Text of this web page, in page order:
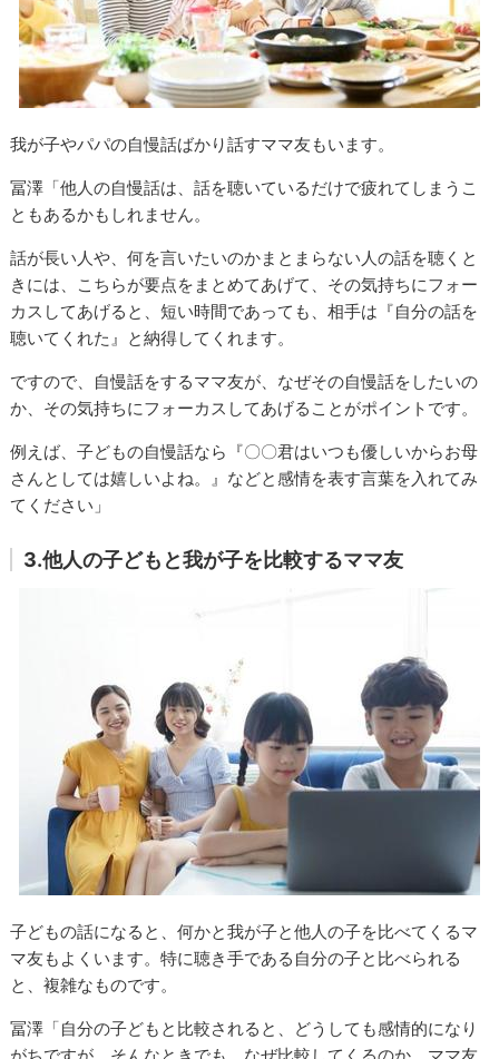
我が子やパパの自慢話ばかり話すママ友もいます。
冨澤「他人の自慢話は、話を聴いているだけで疲れてしまうこ
ともあるかもしれません。
話が長い人や、何を言いたいのかまとまらない人の話を聴くと
きには、こちらが要点をまとめてあげて、その気持ちにフォー
カスしてあげると、短い時間であっても、相手は『自分の話を
聴いてくれた』と納得してくれます。
ですので、自慢話をするママ友が、なぜその自慢話をしたいの
か、その気持ちにフォーカスしてあげることがポイントです。
例えば、子どもの自慢話なら『〇〇君はいつも優しいからお母
さんとしては嬉しいよね。』などと感情を表す言葉を入れてみ
てください」
3.他人の子どもと我が子を比較するママ友
子どもの話になると、何かと我が子と他人の子を比べてくるマ
マ友もよくいます。特に聴き手である自分の子と比べられる
と、複雑なものです。
冨澤「自分の子どもと比較されると、どうしても感情的になり